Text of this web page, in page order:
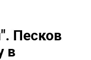
Песков
в